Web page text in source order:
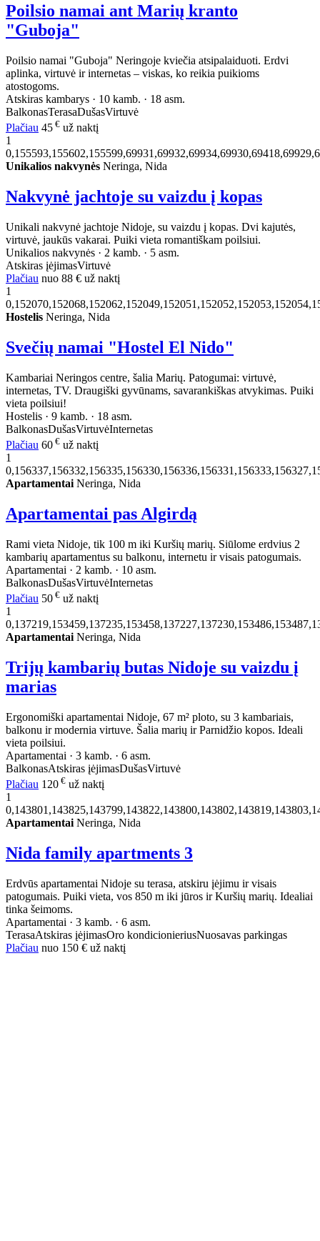
Poilsio namai ant Marių kranto
"Guboja"
Poilsio namai "Guboja" Neringoje kviečia atsipalaiduoti. Erdvi
aplinka, virtuvė ir internetas – viskas, ko reikia puikioms
atostogoms.
Atskiras kambarys · 10 kamb. · 18 asm.
BalkonasTerasaDušasVirtuvė
Plačiau 45 € už naktį
1
Unikalios nakvynės Neringa, Nida
Nakvynė jachtoje su vaizdu į kopas
Unikali nakvynė jachtoje Nidoje, su vaizdu į kopas. Dvi kajutės,
virtuvė, jaukūs vakarai. Puiki vieta romantiškam poilsiui.
Unikalios nakvynės · 2 kamb. · 5 asm.
Atskiras įėjimasVirtuvė
Plačiau nuo 88 € už naktį
1
Hostelis Neringa, Nida
Svečių namai "Hostel El Nido"
Kambariai Neringos centre, šalia Marių. Patogumai: virtuvė,
internetas, TV. Draugiški gyvūnams, savarankiškas atvykimas. Puiki
vieta poilsiui!
Hostelis · 9 kamb. · 18 asm.
BalkonasDušasVirtuvėInternetas
Plačiau 60 € už naktį
1
Apartamentai Neringa, Nida
Apartamentai pas Algirdą
Rami vieta Nidoje, tik 100 m iki Kuršių marių. Siūlome erdvius 2
kambarių apartamentus su balkonu, internetu ir visais patogumais.
Apartamentai · 2 kamb. · 10 asm.
BalkonasDušasVirtuvėInternetas
Plačiau 50 € už naktį
1
Apartamentai Neringa, Nida
Trijų kambarių butas Nidoje su vaizdu į
marias
Ergonomiški apartamentai Nidoje, 67 m² ploto, su 3 kambariais,
balkonu ir modernia virtuve. Šalia marių ir Parnidžio kopos. Ideali
vieta poilsiui.
Apartamentai · 3 kamb. · 6 asm.
BalkonasAtskiras įėjimasDušasVirtuvė
Plačiau 120 € už naktį
1
Apartamentai Neringa, Nida
Nida family apartments 3
Erdvūs apartamentai Nidoje su terasa, atskiru įėjimu ir visais
patogumais. Puiki vieta, vos 850 m iki jūros ir Kuršių marių. Idealiai
tinka šeimoms.
Apartamentai · 3 kamb. · 6 asm.
TerasaAtskiras įėjimasOro kondicionieriusNuosavas parkingas
Plačiau nuo 150 € už naktį